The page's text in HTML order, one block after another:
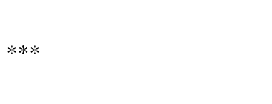
***